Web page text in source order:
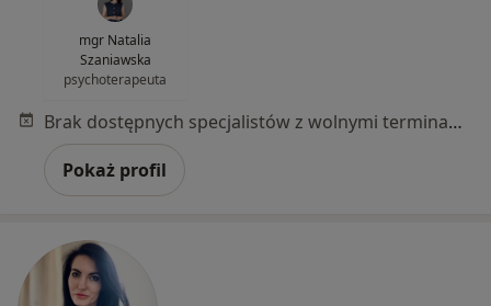
mgr Natalia
Szaniawska
psychoterapeuta
Brak dostępnych specjalistów z wolnymi terminami w tym centrum medycznym.
Pokaż profil